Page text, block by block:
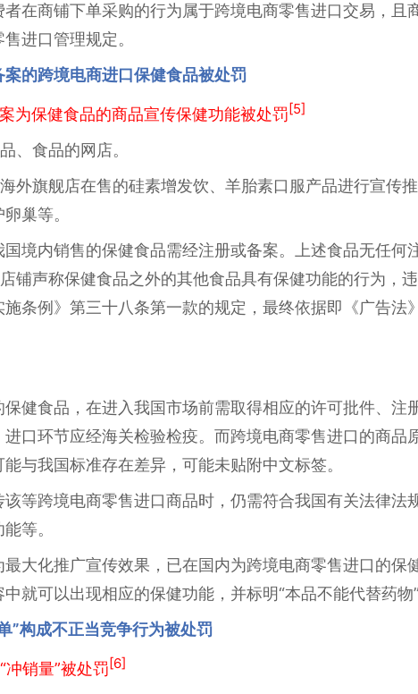
者在商铺下单采购的行为属于跨境电商零售进口交易，且
进口管理规定。
的跨境电商进口保健食品被处罚
为保健食品的商品宣传保健功能被处罚[5]
、食品的网店。
外旗舰店在售的硅素增发饮、羊胎素口服产品进行宣传
巢等。
境内销售的保健食品需经注册或备案。上述食品无任何
铺声称保健食品之外的其他食品具有保健功能的行为，
条例》第三十八条第一款的规定，最终依据即《广告法
健食品，在进入我国市场前需取得相应的许可批件、注
口环节应经海关检验检疫。而跨境电商零售进口的商品
与我国标准存在差异，可能未贴附中文标签。
等跨境电商零售进口商品时，仍需符合我国有关法律法
等。
大化推广宣传效果，已在国内为跨境电商零售进口的保
就可以出现相应的保健功能，并标明“本品不能代替药物”
”构成不正当竞争行为被处罚
销量”被处罚[6]